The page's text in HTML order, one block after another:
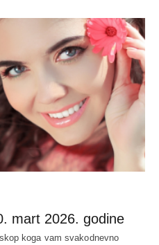
mart 2026. godine
koga vam svakodnevno